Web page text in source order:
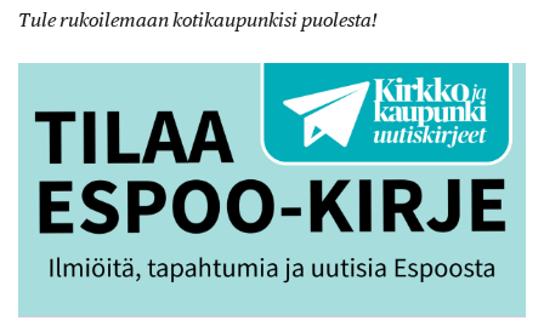
Tule rukoilemaan kotikaupunkisi puolesta!